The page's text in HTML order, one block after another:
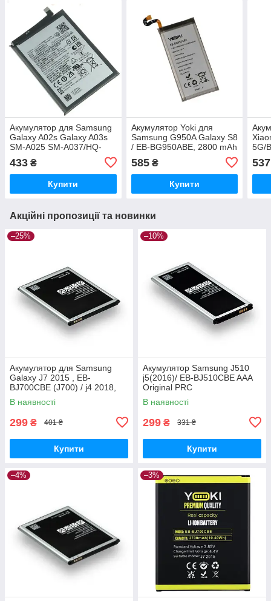
Акумулятор для Samsung
Galaxy A02s Galaxy A03s
SM-A025 SM-A037/HQ-
50SD/HQ-50S (5000 mAh)
Original PRC
433 ₴
Купити
Акумулятор Yoki для
Samsung G950A Galaxy S8
/ EB-BG950ABE, 2800 mAh
585₴
Купити
5G/
537
Акційні пропозиції та новинки
–25%
Акумулятор для Samsung
Galaxy J7 2015 , EB-
BJ700CBE (J700) / j4 2018,
3000 mAh Original PRC
В наявності
299 ₴ 401 ₴
Купити
–10%
Акумулятор Samsung J510
j5(2016)/ EB-BJ510CBE AAA
Original PRC
В наявності
299 ₴ 331 ₴
Купити
–4% –3%